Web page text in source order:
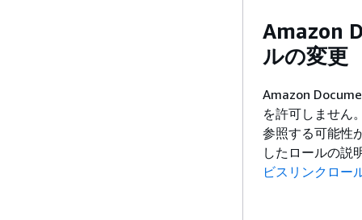
Amazon
ルの変更
Amazon
を許可しません
参照する可能性
したロールの説
ビスリンクロー